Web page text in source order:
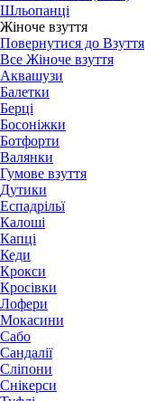
Шльопанці
Жіноче взуття
Повернутися до Взуття
Все Жіноче взуття
Аквашузи
Балетки
Берці
Босоніжки
Ботфорти
Валянки
Гумове взуття
Дутики
Еспадрільї
Калоші
Капці
Кеди
Крокси
Кросівки
Лофери
Мокасини
Сабо
Сандалії
Сліпони
Снікерси